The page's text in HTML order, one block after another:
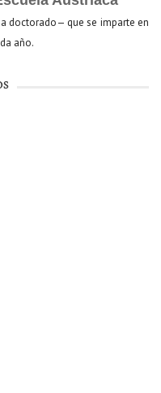
doctorado— que se imparte en
año.